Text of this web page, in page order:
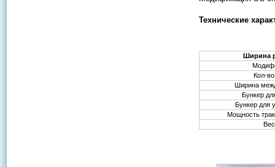
Технические
Ширина
Кол-
Ширина
Бункер
Бункер для
Мощность